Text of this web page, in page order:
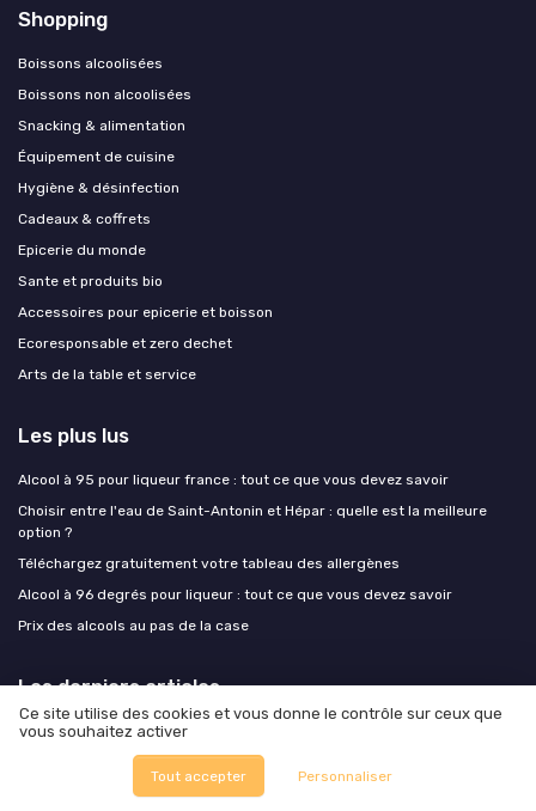
Shopping
Boissons alcoolisées
Boissons non alcoolisées
Snacking & alimentation
Équipement de cuisine
Hygiène & désinfection
Cadeaux & coffrets
Epicerie du monde
Sante et produits bio
Accessoires pour epicerie et boisson
Ecoresponsable et zero dechet
Arts de la table et service
Les plus lus
Alcool à 95 pour liqueur france : tout ce que vous devez savoir
Choisir entre l'eau de Saint-Antonin et Hépar : quelle est la meilleure
option ?
Téléchargez gratuitement votre tableau des allergènes
Alcool à 96 degrés pour liqueur : tout ce que vous devez savoir
Prix des alcools au pas de la case
Les derniers articles
Quand Barnabé aime le café : lifestyle, food et art de vivre responsable
Tarifs douaniers américains : les exportateurs food français ont un plan
B, mais il exige de repenser le mix géographique
Ce site utilise des cookies et vous donne le contrôle sur ceux que
vous souhaitez activer
Tout accepter Personnaliser